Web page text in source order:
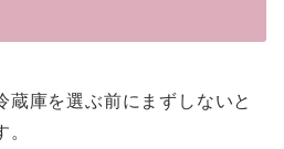
蔵庫を選ぶ前にまずしないと